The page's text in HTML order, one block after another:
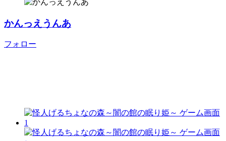
かんっえうんあ
フォロー